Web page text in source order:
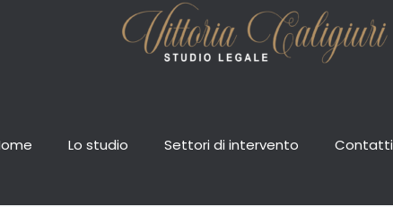
Lo studio Settori di intervento Contatti